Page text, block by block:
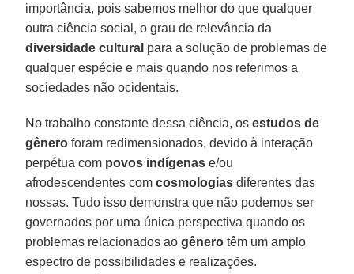
importância, pois sabemos melhor do que qualquer
outra ciência social, o grau de relevância da
diversidade cultural para a solução de problemas de
qualquer espécie e mais quando nos referimos a
sociedades não ocidentais.
No trabalho constante dessa ciência, osestudos de
gênero foram redimensionados, devido à interação
perpétua com povos indígenas e/ou
afrodescendentes comcosmologias diferentes das
nossas. Tudo isso demonstra que não podemos ser
governados por uma única perspectiva quando os
problemas relacionados aogênero têm um amplo
espectro de possibilidades e realizações.